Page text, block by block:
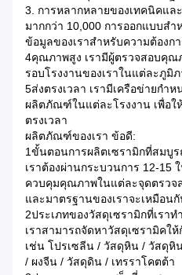
3. การหลากหลายของเทคนิคแ
มากกว่า 10,000 การออกแบบสํ
ข้อมูลของเราสําหรับความต้องก
4คุณภาพสูง เรามีผู้ตรวจสอบคุณ
รอบโรงงานของเราในแต่ละภูมิ
5ส่งตรงเวลา เรามีเครือข่ายกํา
ผลิตภัณฑ์ในแต่ละโรงงาน เพื่อ
ตรงเวลา
ผลิตภัณฑ์ของเรา ข้อดี:
1ขั้นตอนการผลิตเซรามิกที่สมบู
เราต้องผ่านกระบวนการ 12-15
ควบคุมคุณภาพในแต่ละจุดตรวจ
และมาตรฐานของเราจะเหมือน
2ประเภทของวัสดุเซรามิกที่เราทํ
เราสามารถจัดหาวัสดุเซรามิคใ
เช่น โปรเซลีน / วัสดุหิน / วัสดุ
/ ผงจีน / วัสดุดิน / เทรราโคตต้า